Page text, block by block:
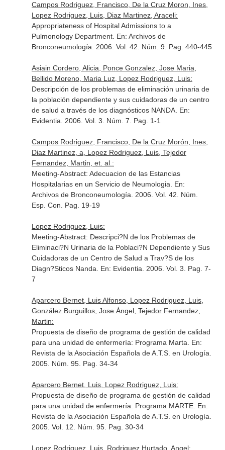
Campos Rodriguez, Francisco, De la Cruz Moron, Ines,
Lopez Rodriguez, Luis, Diaz Martinez, Araceli:
Appropriateness of Hospital Admissions to a
Pulmonology Department. En: Archivos de
Bronconeumología . 2006. Vol. 42. Núm. 9. Pag. 440-445
Asiain Cordero, Alicia, Ponce Gonzalez, Jose Maria,
Bellido Moreno, Maria Luz, Lopez Rodriguez, Luis:
Descripción de los problemas de eliminación urinaria de
la población dependiente y sus cuidadoras de un centro
de salud a través de los diagnósticos NANDA. En:
Evidentia . 2006. Vol. 3. Núm. 7. Pag. 1-1
Campos Rodriguez, Francisco, De la Cruz Morón, Ines,
Diaz Martinez, a, Lopez Rodriguez, Luis, Tejedor
Fernandez, Martin, et. al.:
Meeting-Abstract: Adecuacion de las Estancias
Hospitalarias en un Servicio de Neumologia. En:
Archivos de Bronconeumología . 2006. Vol. 42. Núm.
Esp. Con. Pag. 19-19
Lopez Rodriguez, Luis:
Meeting-Abstract: Descripci?N de los Problemas de
Eliminaci?N Urinaria de la Poblaci?N Dependiente y Sus
Cuidadoras de un Centro de Salud a Trav?S de los
Diagn?Sticos Nanda. En: Evidentia . 2006. Vol. 3. Pag. 7-
7
Aparcero Bernet, Luis Alfonso, Lopez Rodriguez, Luis,
González Burguillos, Jose Ángel, Tejedor Fernandez,
Martin:
Propuesta de diseño de programa de gestión de calidad
para una unidad de enfermería: Programa Marta. En:
Revista de la Asociación Española de A.T.S. en Urología
2005. Núm. 95. Pag. 34-34
Aparcero Bernet, Luis, Lopez Rodriguez, Luis:
Propuesta de diseño de programa de gestión de calidad
para una unidad de enfermería: Programa MARTE. En:
Revista de la Asociación Española de A.T.S. en Urología
2005. Vol. 12. Núm. 95. Pag. 30-34
Lopez Rodriguez, Luis, Rodriguez Hurtado, Angel: